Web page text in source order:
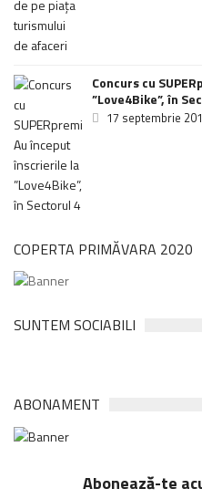
Concurs cu
”Love4Bike”, în
17 septembrie
COPERTA PRIMĂVARA 2020
SUNTEM SOCIABILI
ABONAMENT
Abonează-te